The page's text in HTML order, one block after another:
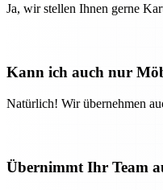
Ja, wir stellen Ihnen gerne
Kann ich auch nur
Natürlich! Wir übernehmen
Übernimmt Ihr Team